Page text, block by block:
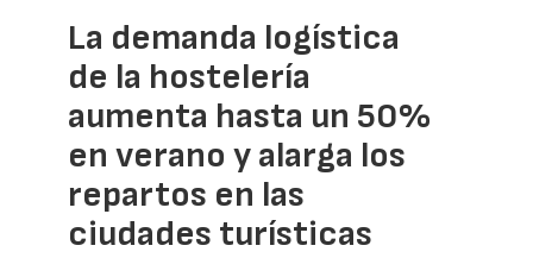
La demanda logística
de la hostelería
aumenta hasta un 50%
en verano y alarga los
repartos en las
ciudades turísticas